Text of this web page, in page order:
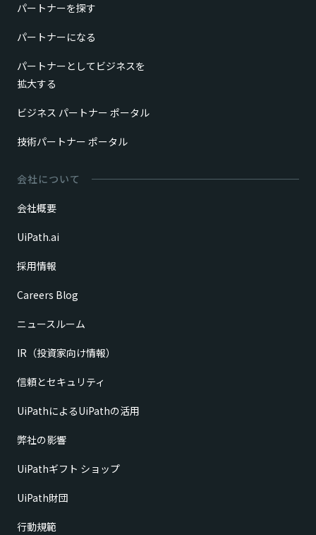
パートナーを探す
パートナーになる
パートナーとしてビジネスを
拡大する
ビジネス パートナー ポータル
技術パートナー ポータル
会社について
会社概要
UiPath.ai
採用情報
Careers Blog
ニュースルーム
IR（投資家向け情報）
信頼とセキュリティ
UiPathによるUiPathの活用
弊社の影響
UiPathギフト ショップ
UiPath財団
行動規範